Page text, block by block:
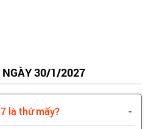
NGÀY 30/1/2027
là thứ mấy? -